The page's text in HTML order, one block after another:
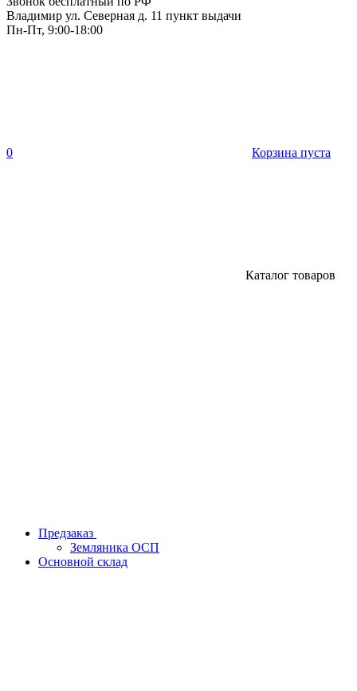
Владимир ул. Северная д. 11 пункт выдачи
Пн-Пт, 9:00-18:00
0 Корзина пуста
Каталог товаров
Предзаказ
Земляника ОСП
Основной склад